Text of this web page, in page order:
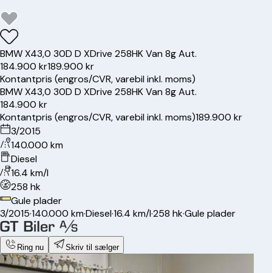
BMWX43,0 30D D XDrive 258HK Van 8g Aut.
184.900 kr189.900 kr
Kontantpris (engros/CVR, varebil inkl. moms)
BMWX43,0 30D D XDrive 258HK Van 8g Aut.
184.900 kr
Kontantpris (engros/CVR, varebil inkl. moms)189.900 kr
3/2015
140.000 km
Diesel
16.4 km/l
258 hk
Gule plader
3/2015·140.000 km·Diesel·16.4 km/l·258 hk·Gule plader
Ring nu Skriv til sælger